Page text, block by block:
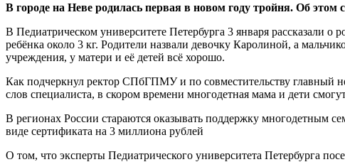
В городе на Неве родилась первая в новом году тройня. Об
В Педиатрическом университете Петербурга 3 января рассказали
ребёнка около 3 кг. Родители назвали девочку Каролиной, а
учреждения, у матери и её детей всё хорошо.
Как подчеркнул ректор СПбГПМУ и по совместительству главный
слов специалиста, в скором времени многодетная мама и дети
В регионах России стараются оказывать поддержку многодетным
виде сертификата на 3 миллиона рублей
О том, что эксперты Педиатрического университета Петербурга